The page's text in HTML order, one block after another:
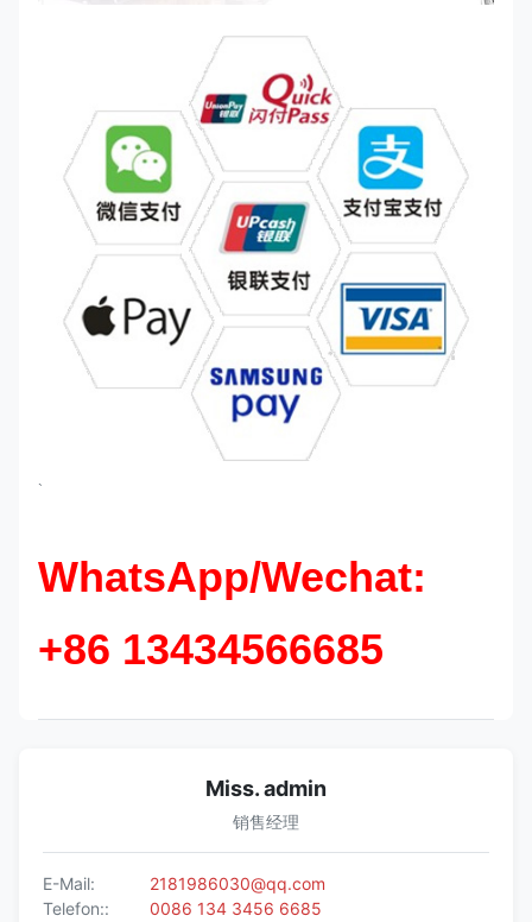
`
WhatsApp/Wechat:
+86 13434566685
Miss. admin
销售经理
E-Mail:
2181986030@qq.com
Telefon::
0086 134 3456 6685